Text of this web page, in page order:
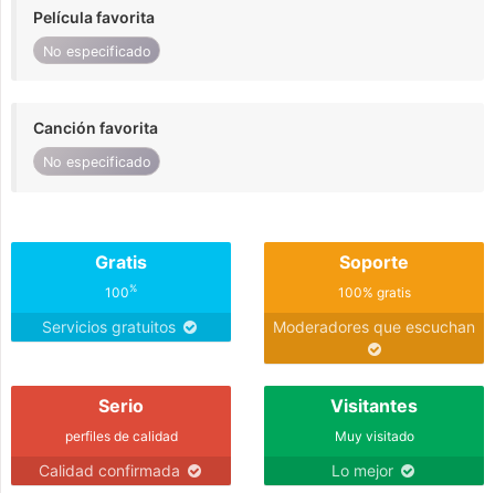
Película favorita
No especificado
Canción favorita
No especificado
Gratis
100%
Servicios gratuitos
Soporte
100% gratis
Moderadores que escuchan
Serio
perfiles de calidad
Calidad confirmada
Visitantes
Muy visitado
Lo mejor